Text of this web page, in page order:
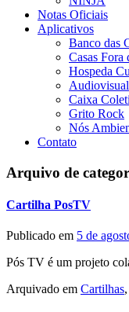
Notas Oficiais
Aplicativos
Banco das
Casas Fora
Hospeda
Audiovisual
Caixa
Grito Rock
Nós
Contato
Arquivo de
Cartilha PosTV
Publicado em 5 de
Pós TV é um projeto
Arquivado em Cartilhas,